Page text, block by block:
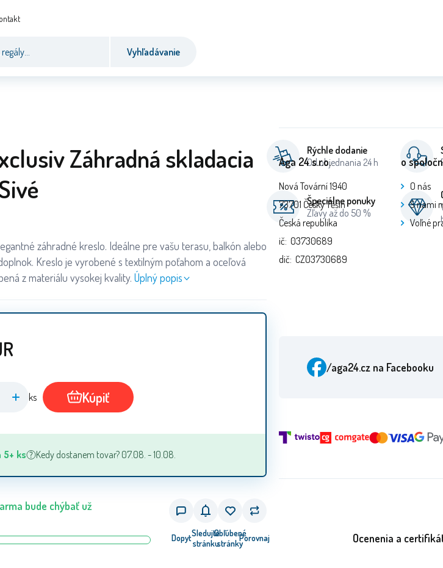
Vyhľadávanie
Záhradná skladacia
záhradné kreslo. Ideálne pre vašu terasu, balkón alebo
Kreslo je vyrobené s textilným poťahom a oceľová
z materiálu vysokej kvality. Úplný popis
ks Kúpiť
5+ ks Kedy dostanem tovar? 07.08. - 10.08.
bude chýbať už
DopytSledujte
stránku
Obľúbené
stránkyPorovnaj
Rýchle dodanie
Od objednania 24 h
Špeciálne ponuky
Zľavy až do 50 %
Aga 24 s.r.o.
Nová Tovární 1940
73701 Český Těšín
Česká republika
ič: 03730689
dič: CZ03730689
o
O nás
S nami
Voľné
/aga24.cz na Facebooku
Ocenenia a